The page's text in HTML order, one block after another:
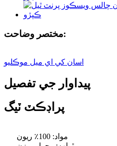
مختصر وضاحت:
اسان کي اي ميل موڪليو
پيداوار جي تفصيل
پراڊڪٽ ٽيگ
مواد: 100٪ ريون